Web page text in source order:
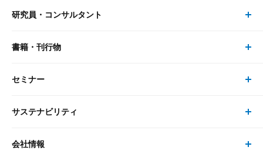
リサーチ
レポート・コラム トップ
最新のレポート・コラム
研究員・コンサルタント
研究員・コンサルタント トップ
研究員
書籍・刊行物
書籍・刊行物 トップ
書籍
セミナー
セミナー トップ
現在受付中のセミナー・イベント
サステナビリティ
サステナビリティの取り組み
会社情報